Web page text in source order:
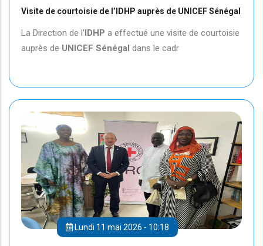
Visite de courtoisie de l’IDHP auprès de UNICEF Sénégal
La Direction de l'IDHP a effectué une visite de courtoisie
auprès de UNICEF Sénégal dans le cadr
Lundi 11 mai 2026 - 10:18